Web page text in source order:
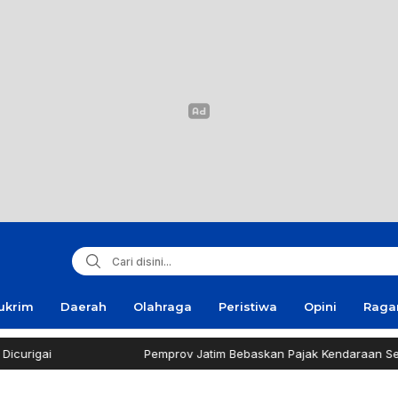
Daerah Olahraga Peristiwa Opini
Pemprov Jatim Bebaskan Pajak Kendaraan